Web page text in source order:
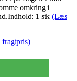
omkring i
1 stk (Læs
fragtpris)